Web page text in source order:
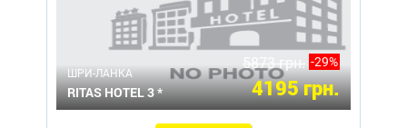
ШРИ-ЛАНКА
RITAS HOTEL 3 *
5873 грн. -29%
4195 грн.